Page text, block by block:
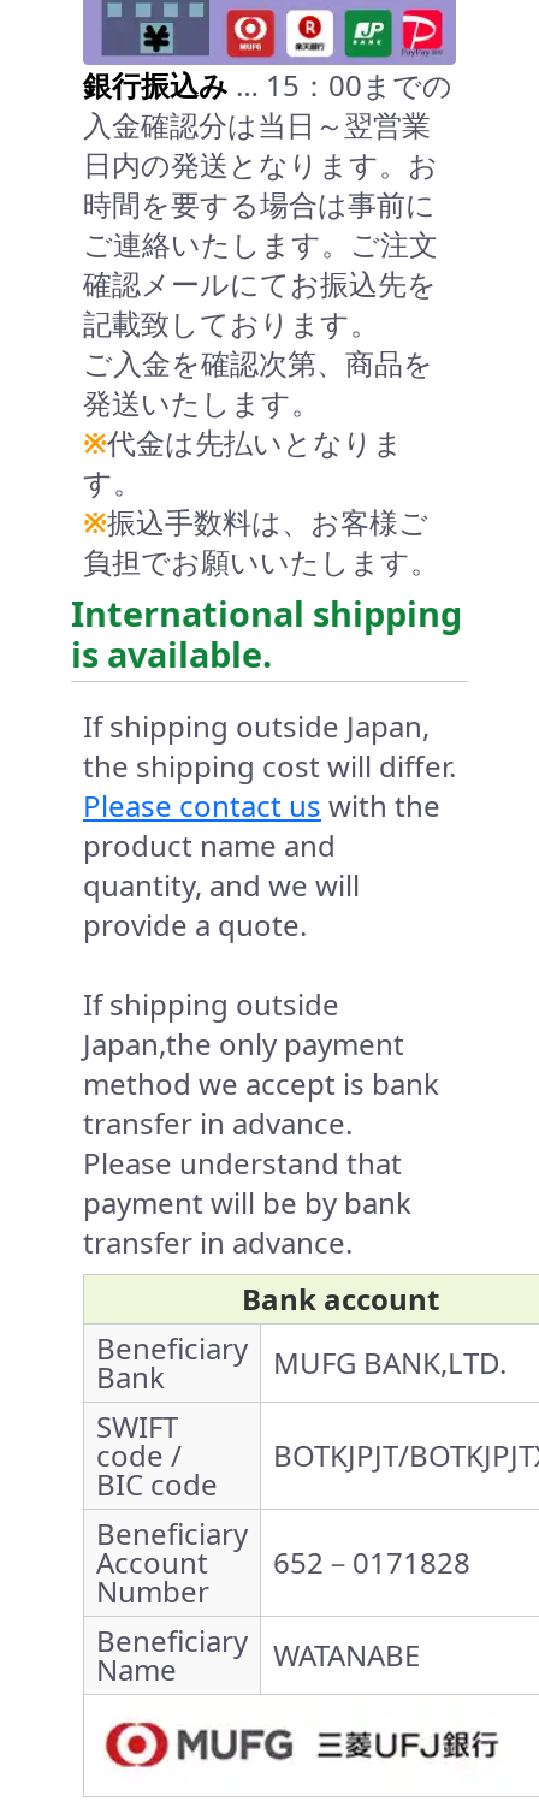
銀行振込み … 15：00までの
入金確認分は当日～翌営業
日内の発送となります。お
時間を要する場合は事前に
ご連絡いたします。ご注文
確認メールにてお振込先を
記載致しております。
ご入金を確認次第、商品を
発送いたします。
※代金は先払いとなりま
す。
※振込手数料は、お客様ご
負担でお願いいたします。
International shipping
is available.
If shipping outside Japan,
the shipping cost will differ.
Please contact us with the
product name and
quantity, and we will
provide a quote.
If shipping outside
Japan,the only payment
method we accept is bank
transfer in advance.
Please understand that
payment will be by bank
transfer in advance.
Bank account
Beneficiary
Bank
MUFG BANK,LTD.
SWIFT
code /
BIC code
BOTKJPJT/
Beneficiary
Account
Number
652－0171828
Beneficiary
Name WATANABE